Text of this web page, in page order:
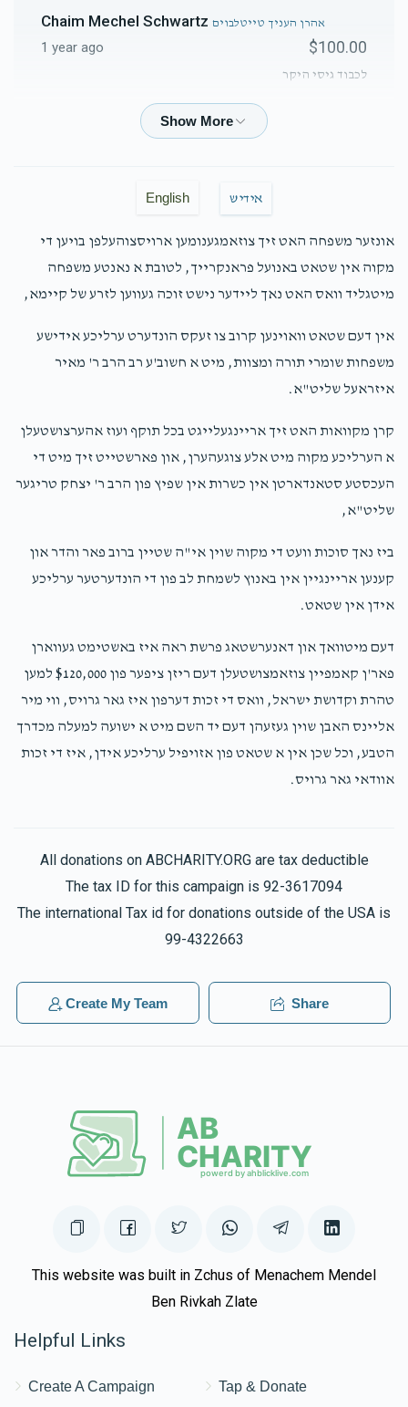
Chaim Mechel Schwartz אהרן העניך טייטלבוים
1 year ago $100.00
לכבוד גיסי היקר
אהרן העניך טייטלבוים
1 year ago $5,000.00
כבוד הצדיק מוה\"ר העניך שליט\"א
Naftali Friedmanאהרן העניך טייטלבוים
1 year ago $100.00
וויייסמאן
1 year ago $50.00
English אידיש
אונזער משפחה האט זיך צוזאמגענומען ארויסצוהעלפן בויען די
מקוה אין שטאט באנועל פראנקרייך, לטובת א נאנטע משפחה
מיטגליד וואס האט נאך ליידער נישט זוכה געווען לזרע של קיימא,
אין דעם שטאט וואוינען קרוב צו זעקס הונדערט ערליכע אידישע
משפחות שומרי תורה ומצוות, מיט א חשוב'ע רב הרב ר' מאיר
איזראעל שליט"א.
קרן מקוואות האט זיך אריינגעלייגט בכל תוקף ועוז אהערצושטעלן
א הערליכע מקוה מיט אלע צוגעהערן, און פארשטייט זיך מיט די
העכסטע סטאנדארטן אין כשרות אין שפיץ פון הרב ר' יצחק טריגער
שליט"א,
ביז נאך סוכות וועט די מקוה שוין אי"ה שטיין ברוב פאר והדר און
קענען אריינגיין אין באנוץ לשמחת לב פון די הונדערטער ערליכע
אידן אין שטאט.
דעם מיטוואך און דאנערשטאג פרשת ראה איז באשטימט געווארן
פאר'ן קאמפיין צוזאמצושטעלן דעם ריזן ציפער פון $120,000 למען
טהרת וקדושת ישראל, וואס די זכות דערפון איז גאר גרויס, ווי מיר
אליינס האבן שוין געזעהן דעם יד השם מיט א ישועה למעלה מכדרך
הטבע, וכל שכן אין א שטאט פון אזויפיל ערליכע אידן, איז די זכות
אוודאי גאר גרויס.
All donations on ABCHARITY.ORG are tax deductible
The tax ID for this campaign is 92-3617094
The international Tax id for donations outside of the USA is
99-4322663
Create My Team Share
This website was built in Zchus of Menachem Mendel
Ben Rivkah Zlate
Helpful Links
Create A Campaign
Tap & Donate